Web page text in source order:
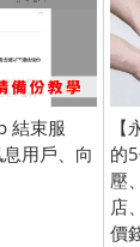
結束服
用戶、向
的
壓
店
價